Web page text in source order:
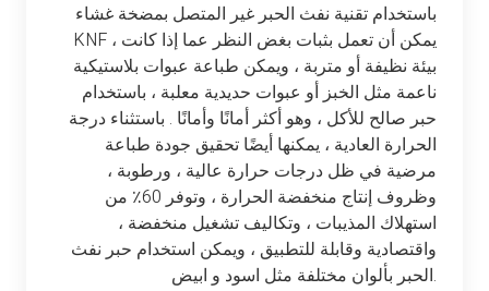
باستخدام تقنية نفث الحبر غير المتصل بمضخة غشاء
KNF ، يمكن أن تعمل بثبات بغض النظر عما إذا كانت
بيئة نظيفة أو متربة ، ويمكن طباعة عبوات بلاستيكية
ناعمة مثل الخبز أو عبوات حديدية معلبة ، باستخدام
حبر صالح للأكل ، وهو أكثر أمانًا وأمانًا . باستثناء درجة
الحرارة العادية ، يمكنها أيضًا تحقيق جودة طباعة
مرضية في ظل درجات حرارة عالية ، ورطوبة ،
وظروف إنتاج منخفضة الحرارة ، وتوفر 60٪ من
استهلاك المذيبات ، وتكاليف تشغيل منخفضة ،
واقتصادية وقابلة للتطبيق ، ويمكن استخدام حبر نفث
الحبر بألوان مختلفة مثل اسود و ابيض.